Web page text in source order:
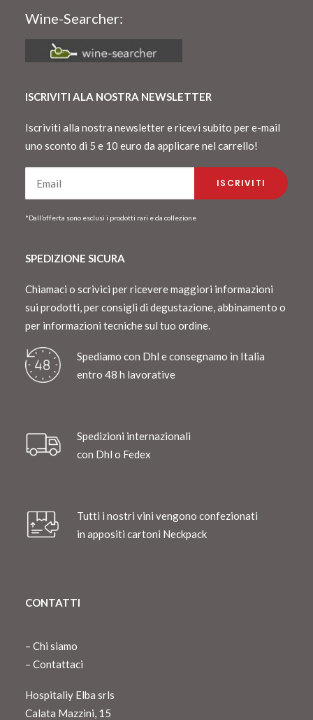
Wine-Searcher:
ISCRIVITI ALA NOSTRA NEWSLETTER
Iscriviti alla nostra newsletter e ricevi subito per e-mail
uno sconto di 5 e 10 euro da applicare nel carrello!
*Dall’offerta sono esclusi i prodotti rari e da collezione
SPEDIZIONE SICURA
Chiamaci o scrivici per ricevere maggiori informazioni
sui prodotti, per consigli di degustazione, abbinamento o
per informazioni tecniche sul tuo ordine.
Spediamo con Dhl e consegnamo in Italia
entro 48 h lavorative
Spedizioni internazionali
con Dhl o Fedex
Tutti i nostri vini vengono confezionati
in appositi cartoni Neckpack
CONTATTI
– Chi siamo
– Contattaci
Hospitaliy Elba srls
Calata Mazzini, 15